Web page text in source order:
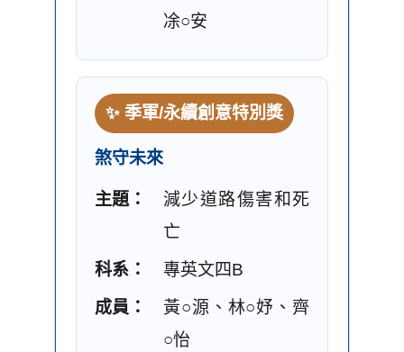
凃○安
✨ 季軍/永續創意特別獎
煞守未來
主題：
減少道路傷害和死
亡
科系：
專英文四B
成員：
黃○源、林○妤、齊
○怡